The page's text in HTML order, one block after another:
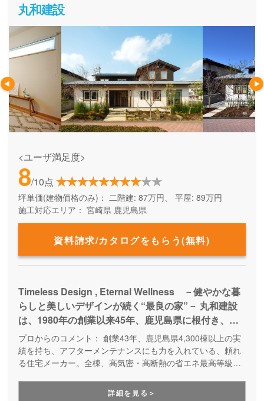
丸和建設
<ユーザ満足度>
8/10点
坪単価(建物価格のみ)： 二階建: 87万円、 平屋: 89万円
施工対応エリア： 宮崎県 鹿児島県
資料請求/カタログをもらう(無料)
Timeless Design , Eternal Wellness －健やかな暮
らしと美しいデザインが続く“最良の家”－ 丸和建設
は、1980年の創業以来45年、鹿児島県に根付き、
『住』を基軸とした様々な事業を展開しています。こ
れまで累積4,500棟以上の住まいを提供させていただ
いてきた中で、家族の生涯の幸せを実現できる本当に
つの答えが、『健やかな暮らしと美しいデザインが続
プロからのコメント： 創業43年、鹿児島県4,300棟以上の実
績を持ち、アフターメンテナンスにも力を入れている、頼れ
る住宅メーカー。全棟、高気密・高断熱の省エネ最高等級の
で、入居後、アレルギーや喘息・鼻炎などが改善したという
詳細を見る＞